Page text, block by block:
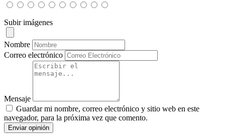
Subir imágenes
Nombre
Correo electrónico
Mensaje
Guardar mi nombre, correo electrónico y sitio web en este
navegador, para la próxima vez que comento.
Enviar opinión